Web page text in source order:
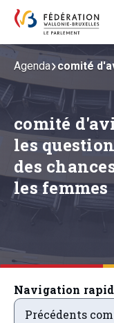
comité
les
des
les femmes
Agenda comité
Navigation
Précédents